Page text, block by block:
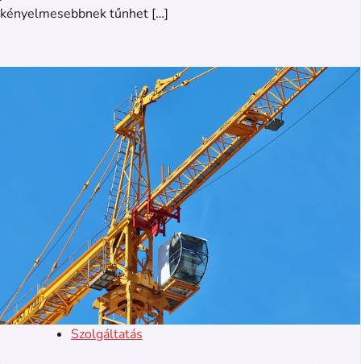
kényelmesebbnek tűnhet […]
Szolgáltatás